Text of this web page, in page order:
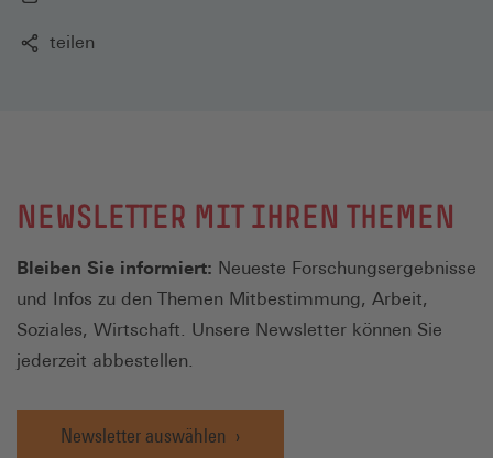
teilen
NEWSLETTER MIT IHREN THEMEN
Bleiben Sie informiert: Neueste Forschungsergebnisse
und Infos zu den Themen Mitbestimmung, Arbeit,
Soziales, Wirtschaft. Unsere Newsletter können Sie
jederzeit abbestellen.
Newsletter auswählen